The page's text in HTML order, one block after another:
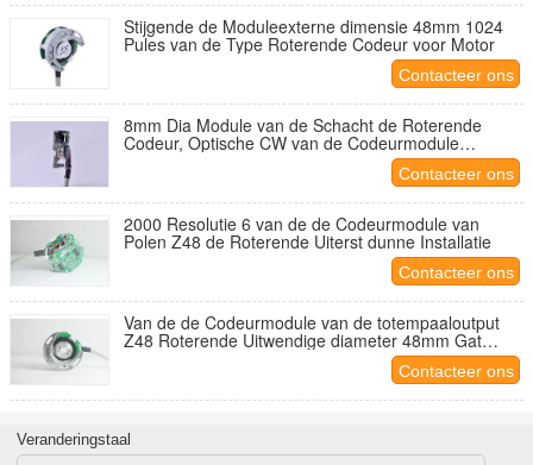
Stijgende de Moduleexterne dimensie 48mm 1024
Pules van de Type Roterende Codeur voor Motor
Contacteer ons
8mm Dia Module van de Schacht de Roterende
Codeur, Optische CW van de Codeurmodule
Contacteer ons
2000 Resolutie 6 van de de Codeurmodule van
Polen Z48 de Roterende Uiterst dunne Installatie
Contacteer ons
Van de de Codeurmodule van de totempaaloutput
Z48 Roterende Uitwendige diameter 48mm Gat
Contacteer ons
Veranderingstaal